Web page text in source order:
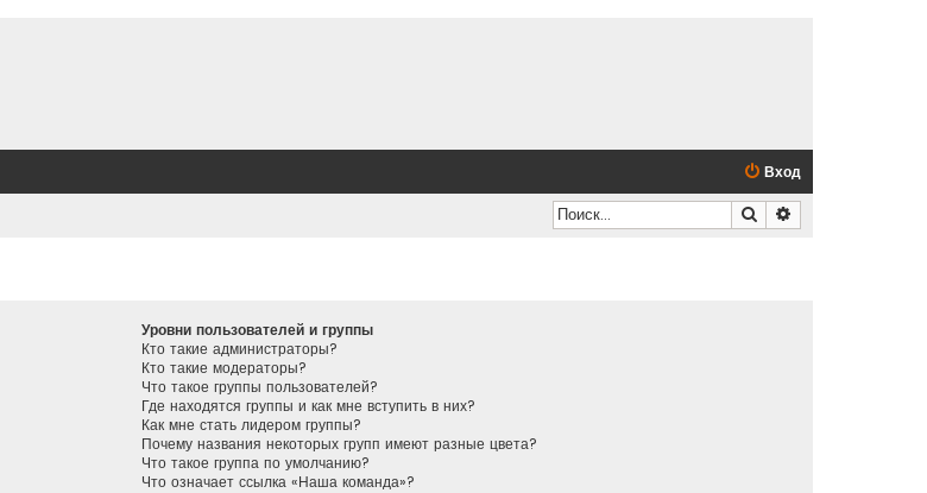
Вход
Поиск
Уровни пользователей и группы
Кто такие администраторы?
Кто такие модераторы?
Что такое группы пользователей?
Где находятся группы и как мне вступить в них?
Как мне стать лидером группы?
Почему названия некоторых групп имеют разные цвета?
Что такое группа по умолчанию?
Что означает ссылка «Наша команда»?